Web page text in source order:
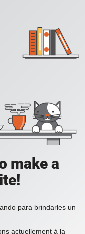
make a
para brindarles un
actuellement à la